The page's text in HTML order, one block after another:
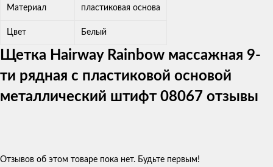
Материал пластиковая основа
Цвет Белый
Щетка Hairway Rainbow массажная 9-
ти рядная с пластиковой основой
металлический штифт 08067 отзывы
Отзывов об этом товаре пока нет. Будьте первым!